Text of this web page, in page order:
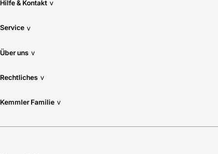
Hilfe & Kontakt v
Service v
Über uns v
Rechtliches v
Kemmler Familie v